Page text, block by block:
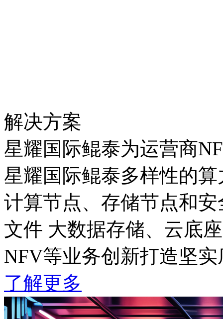
解决方案
星耀国际鲲泰为运营商
星耀国际鲲泰多样性的算
计算节点、存储节点和安
文件 大数据存储、云底座
NFV等业务创新打造坚实
了解更多